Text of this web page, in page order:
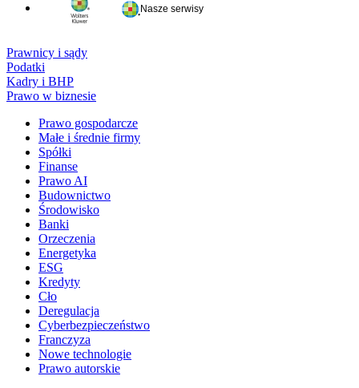
Nasze serwisy
Prawnicy i sądy
Podatki
Kadry i BHP
Prawo w biznesie
Prawo gospodarcze
Małe i średnie firmy
Spółki
Finanse
Prawo AI
Budownictwo
Środowisko
Banki
Orzeczenia
Energetyka
ESG
Kredyty
Cło
Deregulacja
Cyberbezpieczeństwo
Franczyza
Nowe technologie
Prawo autorskie